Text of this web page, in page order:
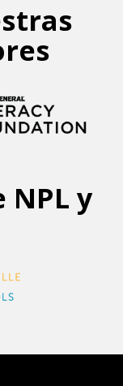
NPL y